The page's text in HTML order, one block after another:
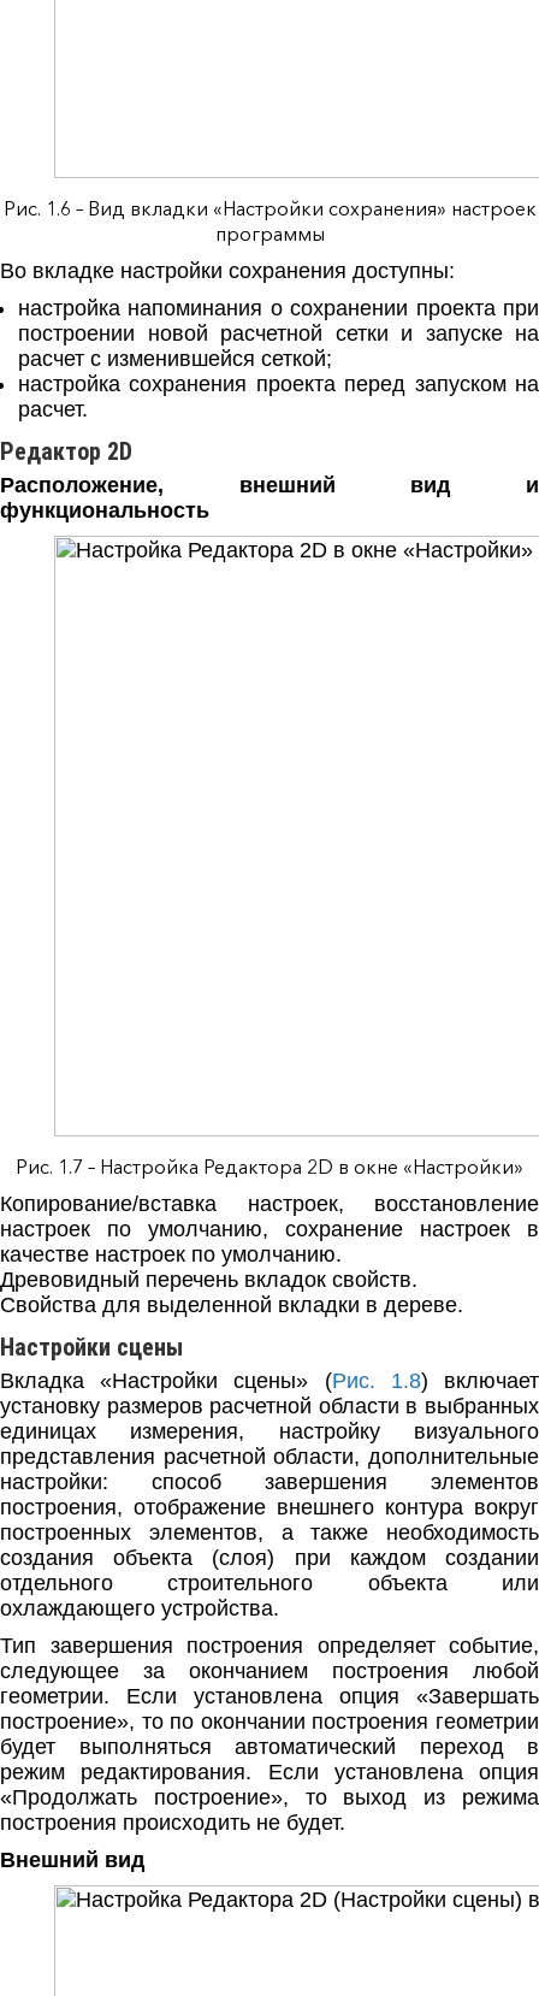
Рис. 1.6 – Вид вкладки «Настройки сохранения» настроек
программы
Во вкладке настройки сохранения доступны:
настройка напоминания о сохранении проекта при
построении новой расчетной сетки и запуске на
расчет с изменившейся сеткой;
настройка сохранения проекта перед запуском на
расчет.
Редактор 2D
Расположение, внешний вид и
функциональность
Рис. 1.7 – Настройка Редактора 2D в окне «Настройки»
Копирование/вставка настроек, восстановление
настроек по умолчанию, сохранение настроек в
качестве настроек по умолчанию.
Древовидный перечень вкладок свойств.
Свойства для выделенной вкладки в дереве.
Настройки сцены
Вкладка «Настройки сцены» (Рис. 1.8) включает
установку размеров расчетной области в выбранных
единицах измерения, настройку визуального
представления расчетной области, дополнительные
настройки: способ завершения элементов
построения, отображение внешнего контура вокруг
построенных элементов, а также необходимость
создания объекта (слоя) при каждом создании
отдельного строительного объекта или
охлаждающего устройства.
Тип завершения построения определяет событие,
следующее за окончанием построения любой
геометрии. Если установлена опция «Завершать
построение», то по окончании построения геометрии
будет выполняться автоматический переход в
режим редактирования. Если установлена опция
«Продолжать построение», то выход из режима
построения происходить не будет.
Внешний вид